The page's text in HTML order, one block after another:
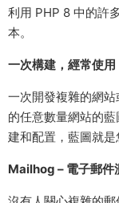
利用 PHP 8 中的許
本。
一次構建，經常使用
一次開發複雜的網
的任意數量網站的
建和配置，藍圖就是
Mailhog – 電子郵件